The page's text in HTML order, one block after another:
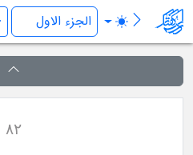
کتاب المکاسب
٨٢